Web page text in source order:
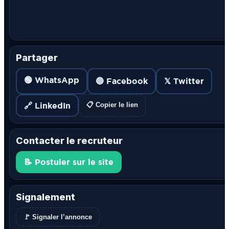
Partager
🟢 WhatsApp 🔵 Facebook 𝕏 Twitter
🔗 LinkedIn 📋 Copier le lien
Contacter le recruteur
📝 Postuler sur le site
Signalement
🚩 Signaler l’annonce